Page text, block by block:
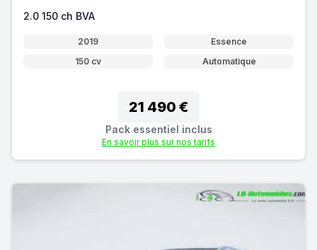
2.0 150 ch BVA
2019
Essence
150 cv
Automatique
21 490 €
Pack essentiel inclus
En savoir plus sur nos tarifs